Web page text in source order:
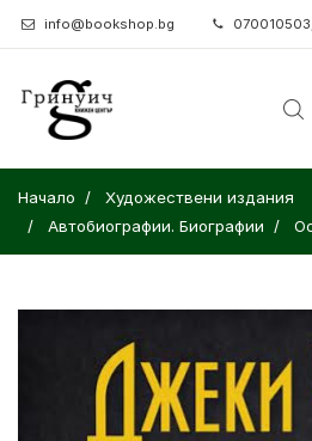
info@bookshop.bg
Начало
Художествени издания
Автобиографии. Биографии